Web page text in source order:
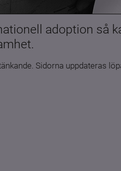
adoption så
Sidorna uppdateras